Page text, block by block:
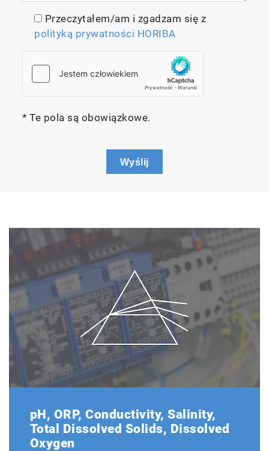
Przeczytałem/am i zgadzam się z
polityką prywatności HORIBA
* Te pola są obowiązkowe.
Wyślij
pH, ORP, Conductivity, Salinity,
Total Dissolved Solids, Dissolved
Oxygen